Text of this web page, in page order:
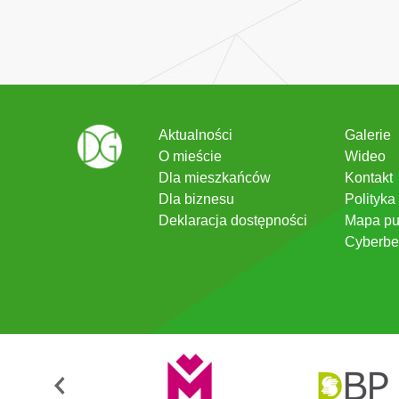
Aktualności
O mieście
Dla mieszkańców
Dla biznesu
Deklaracja dostępności
Galerie
Wideo
Kontakt
Mapa